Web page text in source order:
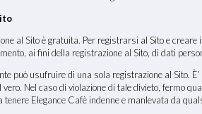
al Sito è gratuita. Per registrarsi al Sito e
ai fini della registrazione al Sito, di dati
può usufruire di una sola registrazione al Sito.
Nel caso di violazione di tale divieto, fermo
tenere Elegance Cafè indenne e manlevata da